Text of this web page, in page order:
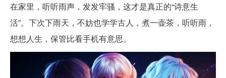
在家里，听听雨声，发发牢骚，这才是真正的“诗意生
活”。下次下雨天，不妨也学学古人，煮一壶茶，听听雨，
想想人生，保管比看手机有意思。